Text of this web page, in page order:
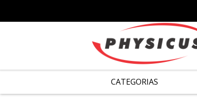
CATEGORIAS